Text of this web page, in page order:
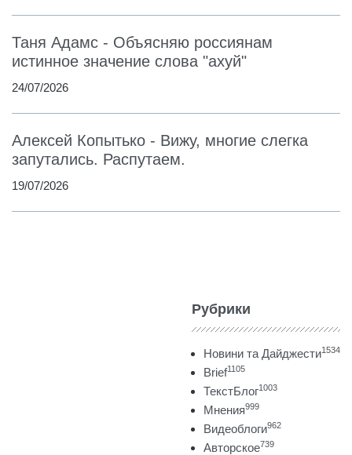
Таня Адамс - Объясняю россиянам
истинное значение слова "ахуй"
24/07/2026
Алексей Копытько - Вижу, многие слегка
запутались. Распутаем.
19/07/2026
Рубрики
Новини та Дайджести1534
Brief1105
ТекстБлог1003
Мнения999
Видеоблоги962
Авторское739